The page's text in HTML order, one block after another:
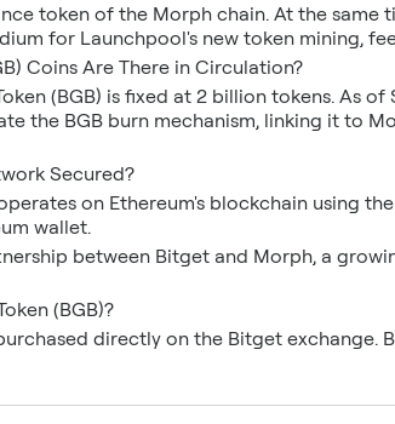
token of the Morph chain. At the
for Launchpool's new token mining,
Coins Are There in Circulation?
(BGB) is fixed at 2 billion tokens. As
the BGB burn mechanism, linking it to
Secured?
on Ethereum's blockchain using
wallet.
between Bitget and Morph, a
(BGB)?
directly on the Bitget exchange.